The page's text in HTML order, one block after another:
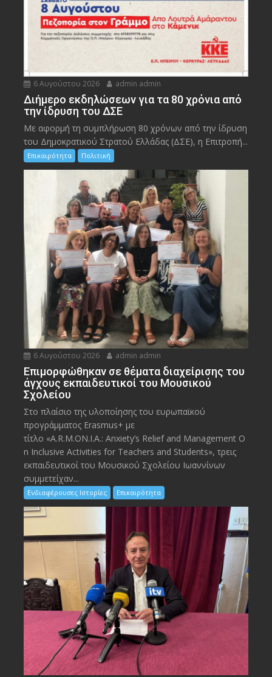
6 Αυγούστου 2026 admin admin
Διήμερο εκδηλώσεων για τα 80 χρόνια από
την ίδρυση του ΔΣΕ
Με αφορμή τη συμπλήρωση 80 χρόνων από την ίδρυση
του Δημοκρατικού Στρατού Ελλάδας (ΔΣΕ), η Επιτροπή...
Επικαιρότητα Πολιτική
6 Αυγούστου 2026 admin admin
Eπιμορφώθηκαν σε θέματα διαχείρισης του
άγχους εκπαιδευτικοί του Μουσικού
Σχολείου
Στο πλαίσιο της υλοποίησης του ευρωπαϊκού
προγράμματος Erasmus+ με
τίτλο «A.R.M.ON.I.A.: Anxiety’s Relief and Management O
n Inclusive Activities for Teachers and Students», τρεις
εκπαιδευτικοί του Μουσικού Σχολείου Ιωαννίνων
συμμετείχαν...
Ενδιαφέρουσες Ιστορίες Επικαιρότητα